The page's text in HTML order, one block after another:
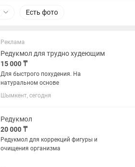
Есть фото
Реклама
Редукмол для трудно худеющим
15 000 ₸
Для быстрого похудения. На
натуральном основе
Шымкент, сегодня
Редукмол
20 000 ₸
Редукмол для коррекций фигуры и
очищения организма